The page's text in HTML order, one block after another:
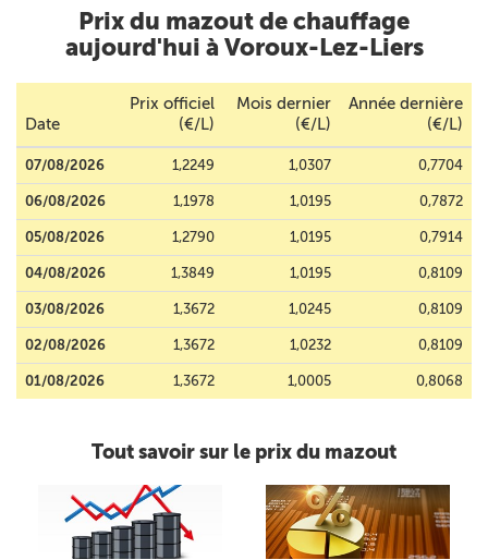
Prix du mazout de chauffage
aujourd'hui à Voroux-Lez-Liers
Date
Prix officiel
(€/L)
Mois dernier
(€/L)
Année dernière
(€/L)
07/08/2026 1,2249 1,0307 0,7704
06/08/2026 1,1978 1,0195 0,7872
05/08/2026 1,2790 1,0195 0,7914
04/08/2026 1,3849 1,0195 0,8109
03/08/2026 1,3672 1,0245 0,8109
02/08/2026 1,3672 1,0232 0,8109
01/08/2026 1,3672 1,0005 0,8068
Tout savoir sur le prix du mazout